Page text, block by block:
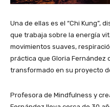
Una de ellas es el “Chi Kung”,
que trabaja sobre la energía
movimientos suaves,
práctica que Gloria Fernández
transformado en su proyecto
Profesora de Mindfulness y